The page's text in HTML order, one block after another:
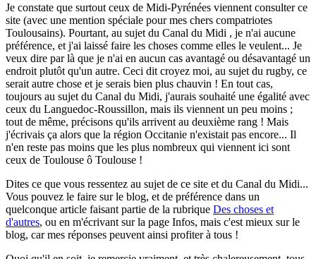
Je constate que surtout ceux de Midi-Pyrénées viennent consulter ce
site (avec une mention spéciale pour mes chers compatriotes
Toulousains). Pourtant, au sujet du Canal du Midi , je n'ai aucune
préférence, et j'ai laissé faire les choses comme elles le veulent... Je
veux dire par là que je n'ai en aucun cas avantagé ou désavantagé un
endroit plutôt qu'un autre. Ceci dit croyez moi, au sujet du rugby, ce
serait autre chose et je serais bien plus chauvin ! En tout cas,
toujours au sujet du Canal du Midi, j'aurais souhaité une égalité avec
ceux du Languedoc-Roussillon, mais ils viennent un peu moins ;
tout de même, précisons qu'ils arrivent au deuxième rang ! Mais
j'écrivais ça alors que la région Occitanie n'existait pas encore... Il
n'en reste pas moins que les plus nombreux qui viennent ici sont
ceux de Toulouse ô Toulouse !
Dites ce que vous ressentez au sujet de ce site et du Canal du Midi...
Vous pouvez le faire sur le blog, et de préférence dans un
quelconque article faisant partie de la rubrique Des choses et
d'autres, ou en m'écrivant sur la page Infos, mais c'est mieux sur le
blog, car mes réponses peuvent ainsi profiter à tous !